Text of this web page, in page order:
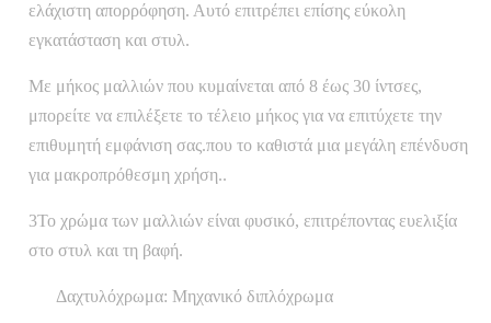
ελάχιστη απορρόφηση. Αυτό επιτρέπει επίσης εύκολη
εγκατάσταση και στυλ.
Με μήκος μαλλιών που κυμαίνεται από 8 έως 30 ίντσες,
μπορείτε να επιλέξετε το τέλειο μήκος για να επιτύχετε την
επιθυμητή εμφάνιση σας.που το καθιστά μια μεγάλη επένδυση
για μακροπρόθεσμη χρήση..
3Το χρώμα των μαλλιών είναι φυσικό, επιτρέποντας ευελιξία
στο στυλ και τη βαφή.
Δαχτυλόχρωμα: Μηχανικό διπλόχρωμα